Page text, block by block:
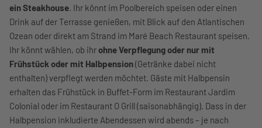
ein Steakhouse. Ihr könnt im Poolbereich speisen oder einen
Drink auf der Terrasse genießen, mit Blick auf den Atlantischen
Ozean oder direkt am Strand im Maré Beach Restaurant speisen.
Ihr könnt wählen, ob ihrohne Verpflegung oder nur mit
Frühstück oder mit Halbpension(Getränke dabei nicht
enthalten) verpflegt werden möchtet. Gäste mit Halbpensin
erhalten das Frühstück in Buffet-Form im Restaurant Jardim
Colonial oder im Restaurant O Grill (saisonabhängig). Dass in der
Halbpension inkludierte Abendessen wird abends – je nach